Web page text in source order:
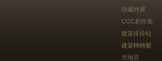
珍藏特展
CCC創作集
建築排排站
建築轉轉樂
天地宮